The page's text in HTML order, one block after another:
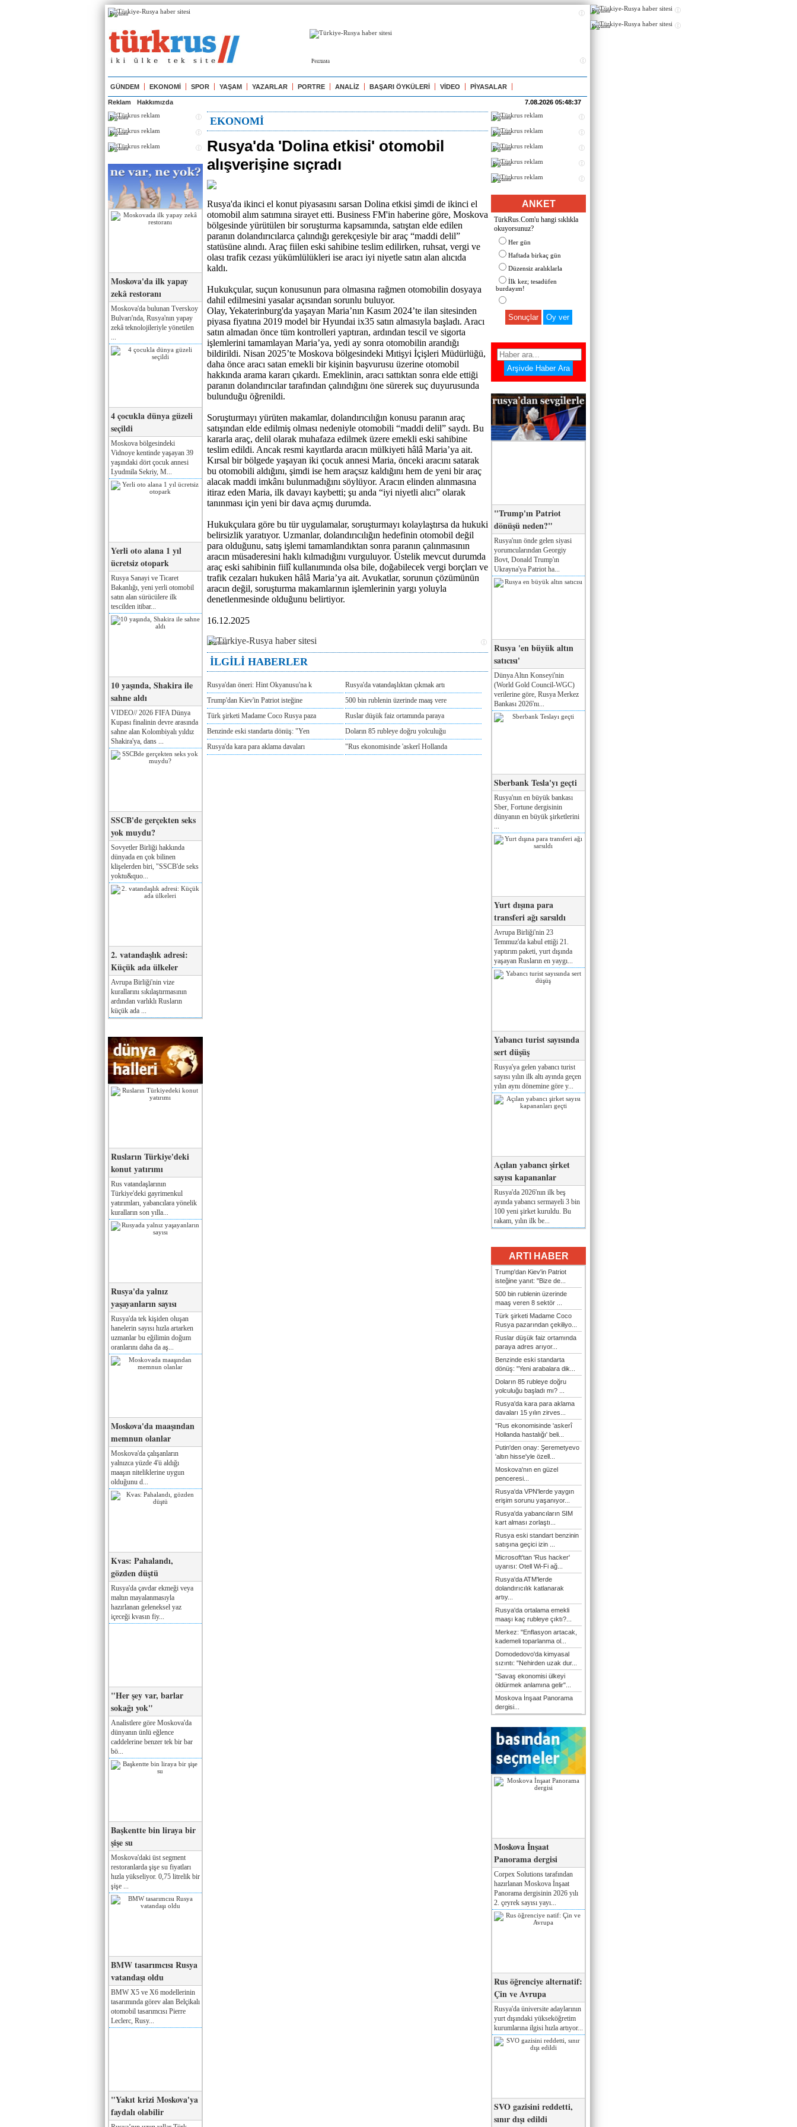
Реклама
Реклама
GÜNDEM EKONOMİ SPOR YAŞAM YAZARLAR PORTRE ANALİZ BAŞARI ÖYKÜLERİ VİDEO PİYASALAR
Reklam Hakkımızda 7.08.2026 05:48:37
Реклама
Реклама
Реклама
Moskova'da ilk yapay
zekâ restoranı
Moskova'da bulunan Tverskoy
Bulvarı'nda, Rusya'nın yapay
zekâ teknolojileriyle yönetilen
4 çocukla dünya güzeli
seçildi
Moskova bölgesindeki
Vidnoye kentinde yaşayan 39
yaşındaki dört çocuk annesi
Lyudmila Sekriy, M...
Yerli oto alana 1 yıl
ücretsiz otopark
Rusya Sanayi ve Ticaret
Bakanlığı, yeni yerli otomobil
satın alan sürücülere ilk
tescilden itibar...
10 yaşında, Shakira ile
sahne aldı
VIDEO// 2026 FIFA Dünya
Kupası finalinin devre arasında
sahne alan Kolombiyalı yıldız
Shakira'ya, dans ...
SSCB'de gerçekten seks
yok muydu?
Sovyetler Birliği hakkında
dünyada en çok bilinen
klişelerden biri, "SSCB'de seks
yoktu&quo...
2. vatandaşlık adresi:
Küçük ada ülkeler
Avrupa Birliği'nin vize
kurallarını sıkılaştırmasının
ardından varlıklı Rusların
küçük ada ...
Rusların Türkiye'deki
konut yatırımı
Rus vatandaşlarının
Türkiye'deki gayrimenkul
yatırımları, yabancılara yönelik
kuralların son yılla...
Rusya'da yalnız
yaşayanların sayısı
Rusya'da tek kişiden oluşan
hanelerin sayısı hızla artarken
uzmanlar bu eğilimin doğum
oranlarını daha da aş...
Moskova'da maaşından
memnun olanlar
Moskova'da çalışanların
yalnızca yüzde 4'ü aldığı
maaşın niteliklerine uygun
olduğunu d...
Kvas: Pahalandı,
gözden düştü
Rusya'da çavdar ekmeği veya
maltın mayalanmasıyla
hazırlanan geleneksel yaz
içeceği kvasın fiy...
"Her şey var, barlar
sokağı yok"
Analistlere göre Moskova'da
dünyanın ünlü eğlence
caddelerine benzer tek bir bar
bö...
Başkentte bin liraya bir
şişe su
Moskova'daki üst segment
restoranlarda şişe su fiyatları
hızla yükseliyor. 0,75 litrelik bir
şişe ...
BMW tasarımcısı Rusya
vatandaşı oldu
BMW X5 ve X6 modellerinin
tasarımında görev alan Belçikalı
otomobil tasarımcısı Pierre
Leclerc, Rusy...
"Yakıt krizi Moskova'ya
faydalı olabilir
EKONOMİ
Rusya'da 'Dolina etkisi' otomobil
alışverişine sıçradı
Rusya'da ikinci el konut piyasasını sarsan Dolina etkisi şimdi de ikinci el
otomobil alım satımına sirayet etti. Business FM'in haberine göre, Moskova
bölgesinde yürütülen bir soruşturma kapsamında, satıştan elde edilen
paranın dolandırıcılarca çalındığı gerekçesiyle bir araç “maddi delil”
statüsüne alındı. Araç fiilen eski sahibine teslim edilirken, ruhsat, vergi ve
olası trafik cezası yükümlülükleri ise aracı iyi niyetle satın alan alıcıda
kaldı.
Hukukçular, suçun konusunun para olmasına rağmen otomobilin dosyaya
dahil edilmesini yasalar açısından sorunlu buluyor.
Olay, Yekaterinburg'da yaşayan Maria’nın Kasım 2024’te ilan sitesinden
piyasa fiyatına 2019 model bir Hyundai ix35 satın almasıyla başladı. Aracı
satın almadan önce tüm kontrolleri yaptıran, ardından tescil ve sigorta
işlemlerini tamamlayan Maria’ya, yedi ay sonra otomobilin arandığı
bildirildi. Nisan 2025’te Moskova bölgesindeki Mıtişyi İçişleri Müdürlüğü,
daha önce aracı satan emekli bir kişinin başvurusu üzerine otomobil
hakkında arama kararı çıkardı. Emeklinin, aracı sattıktan sonra elde ettiği
paranın dolandırıcılar tarafından çalındığını öne sürerek suç duyurusunda
bulunduğu öğrenildi.
Soruşturmayı yürüten makamlar, dolandırıcılığın konusu paranın araç
satışından elde edilmiş olması nedeniyle otomobili “maddi delil” saydı. Bu
kararla araç, delil olarak muhafaza edilmek üzere emekli eski sahibine
teslim edildi. Ancak resmi kayıtlarda aracın mülkiyeti hâlâ Maria’ya ait.
Kırsal bir bölgede yaşayan iki çocuk annesi Maria, önceki aracını satarak
bu otomobili aldığını, şimdi ise hem araçsız kaldığını hem de yeni bir araç
alacak maddi imkânı bulunmadığını söylüyor. Aracın elinden alınmasına
itiraz eden Maria, ilk davayı kaybetti; şu anda “iyi niyetli alıcı” olarak
tanınması için yeni bir dava açmış durumda.
Hukukçulara göre bu tür uygulamalar, soruşturmayı kolaylaştırsa da hukuki
belirsizlik yaratıyor. Uzmanlar, dolandırıcılığın hedefinin otomobil değil
para olduğunu, satış işlemi tamamlandıktan sonra paranın çalınmasının
aracın müsaderesini haklı kılmadığını vurguluyor. Üstelik mevcut durumda
araç eski sahibinin fiilî kullanımında olsa bile, doğabilecek vergi borçları ve
trafik cezaları hukuken hâlâ Maria’ya ait. Avukatlar, sorunun çözümünün
aracın değil, soruşturma makamlarının işlemlerinin yargı yoluyla
denetlenmesinde olduğunu belirtiyor.
16.12.2025
Реклама
İLGİLİ HABERLER
Rusya'dan öneri: Hint Okyanusu'na k
Rusya'da vatandaşlıktan çıkmak artı
Trump'dan Kiev'in Patriot isteğine
500 bin rublenin üzerinde maaş vere
Türk şirketi Madame Coco Rusya paza
Ruslar düşük faiz ortamında paraya
Benzinde eski standarta dönüş: "Yen
Doların 85 rubleye doğru yolculuğu
Rusya'da kara para aklama davaları
"Rus ekonomisinde 'askerî Hollanda
Реклама
Реклама
Реклама
Реклама
Реклама
ANKET
TürkRus.Com'u hangi sıklıkla
okuyorsunuz?
Her gün
Haftada birkaç gün
Düzensiz aralıklarla
İlk kez; tesadüfen
burdayım!
Sonuçlar
"Trump'ın Patriot
dönüşü neden?"
Rusya'nın önde gelen siyasi
yorumcularından Georgiy
Bovt, Donald Trump'ın
Ukrayna'ya Patriot ha...
Rusya 'en büyük altın
satıcısı'
Dünya Altın Konseyi'nin
(World Gold Council-WGC)
verilerine göre, Rusya Merkez
Bankası 2026'nı...
Sberbank Tesla'yı geçti
Rusya'nın en büyük bankası
Sber, Fortune dergisinin
dünyanın en büyük şirketlerini
...
Yurt dışına para
transferi ağı sarsıldı
Avrupa Birliği'nin 23
Temmuz'da kabul ettiği 21.
yaptırım paketi, yurt dışında
yaşayan Rusların en yaygı...
Yabancı turist sayısında
sert düşüş
Rusya'ya gelen yabancı turist
sayısı yılın ilk altı ayında geçen
yılın aynı dönemine göre y...
Açılan yabancı şirket
sayısı kapananlar
Rusya'da 2026'nın ilk beş
ayında yabancı sermayeli 3 bin
100 yeni şirket kuruldu. Bu
rakam, yılın ilk be...
ARTI HABER
Trump'dan Kiev'in Patriot
isteğine yanıt: "Bize de...
500 bin rublenin üzerinde
maaş veren 8 sektör ...
Türk şirketi Madame Coco
Rusya pazarından çekiliyo...
Ruslar düşük faiz ortamında
paraya adres arıyor...
Benzinde eski standarta
dönüş: "Yeni arabalara dik...
Doların 85 rubleye doğru
yolculuğu başladı mı? ...
Rusya'da kara para aklama
davaları 15 yılın zirves...
"Rus ekonomisinde 'askerî
Hollanda hastalığı' beli...
Putin'den onay: Şeremetyevo
'altın hisse'yle özell...
Moskova'nın en güzel
penceresi...
Rusya'da VPN'lerde yaygın
erişim sorunu yaşanıyor...
Rusya'da yabancıların SIM
kart alması zorlaştı...
Rusya eski standart benzinin
satışına geçici izin ...
Microsoft'tan 'Rus hacker'
uyarısı: Otell Wi-Fi ağ...
Rusya'da ATM'lerde
dolandırıcılık katlanarak
artıy...
Rusya'da ortalama emekli
maaşı kaç rubleye çıktı?...
Merkez: "Enflasyon artacak,
kademeli toparlanma ol...
Domodedovo'da kimyasal
sızıntı: "Nehirden uzak dur...
"Savaş ekonomisi ülkeyi
öldürmek anlamına gelir"...
Moskova İnşaat Panorama
dergisi...
Moskova İnşaat
Panorama dergisi
Corpex Solutions tarafından
hazırlanan Moskova İnşaat
Panorama dergisinin 2026 yılı
2. çeyrek sayısı yayı...
Rus öğrenciye alternatif:
Çin ve Avrupa
Rusya'da üniversite adaylarının
yurt dışındaki yükseköğretim
kurumlarına ilgisi hızla artıyor...
SVO gazisini reddetti,
sınır dışı edildi
Реклама
Реклама